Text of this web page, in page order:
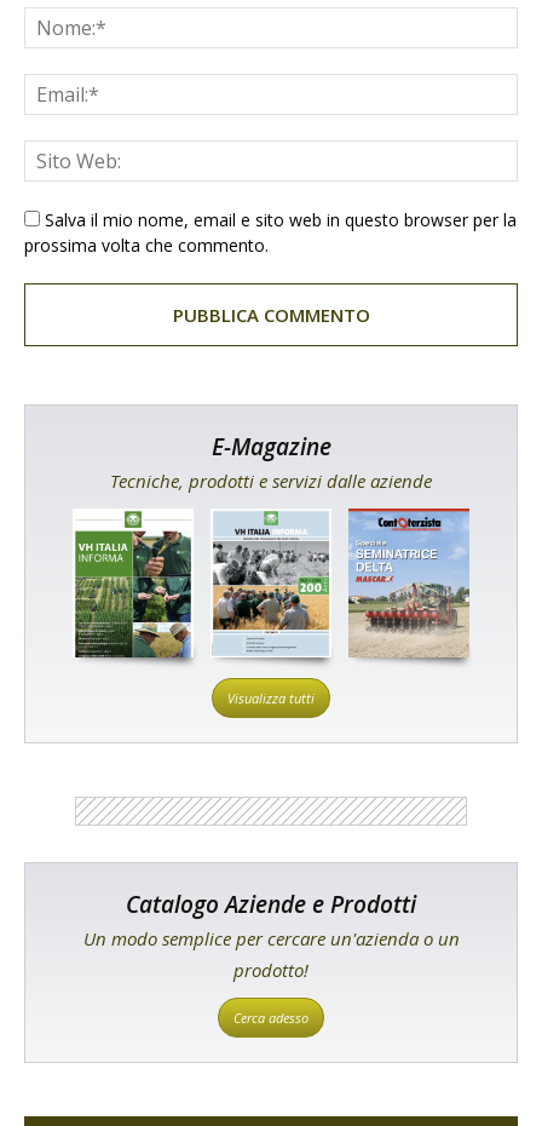
Salva il mio nome, email e sito web in questo browser per la
prossima volta che commento.
E-Magazine
Tecniche, prodotti e servizi dalle aziende
Visualizza tutti
Catalogo Aziende e Prodotti
Un modo semplice per cercare un'azienda o un
prodotto!
Cerca adesso